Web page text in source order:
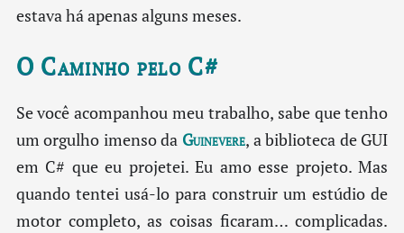
estava há apenas alguns meses.
O Caminho pelo C#
Se você acompanhou meu trabalho, sabe que tenho
um orgulho imenso da Guinevere, a biblioteca de GUI
em C# que eu projetei. Eu amo esse projeto. Mas
quando tentei usá-lo para construir um estúdio de
motor completo, as coisas ficaram… complicadas.